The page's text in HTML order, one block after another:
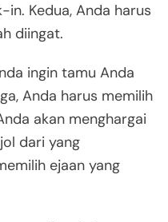
Kedua, Anda harus
diingat.
ingin tamu Anda
Anda harus memilih
akan menghargai
dari yang
ejaan yang